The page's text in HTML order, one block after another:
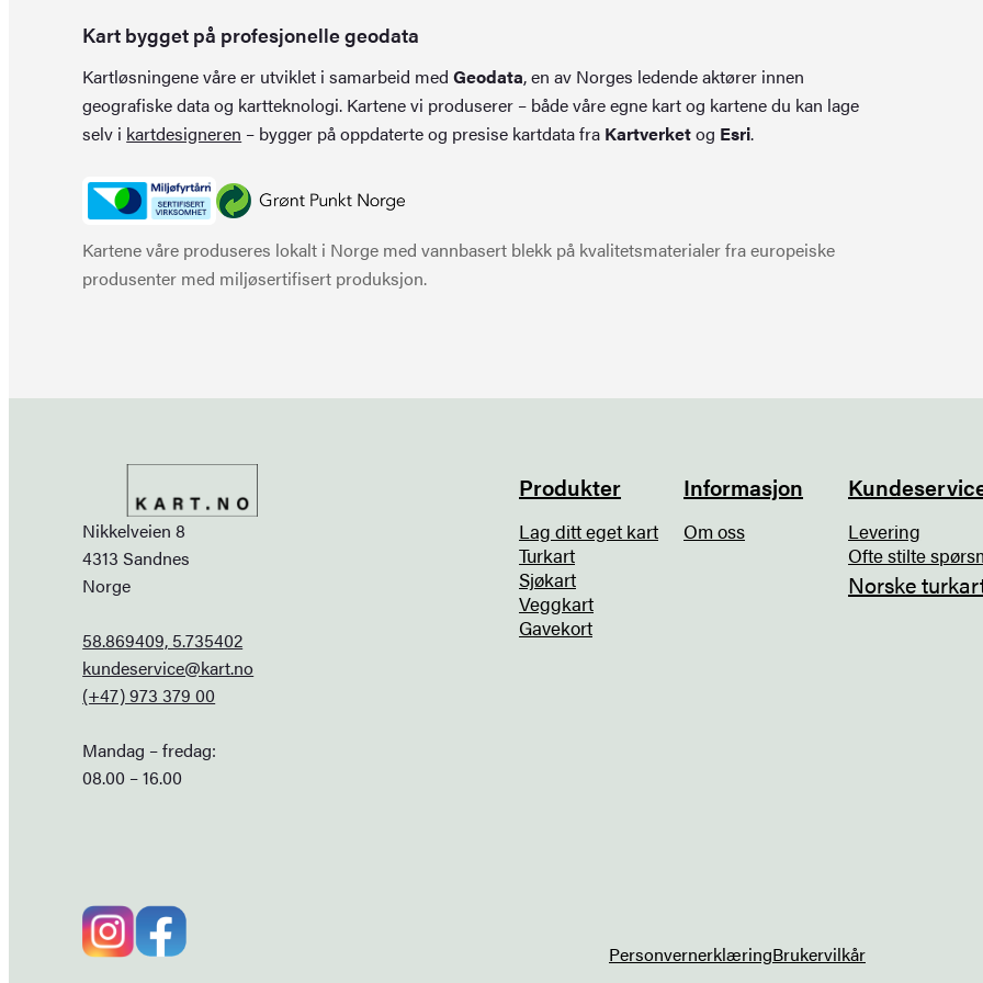
Kart bygget på profesjonelle geodata
Kartløsningene våre er utviklet i samarbeid medGeodata, en av Norges ledende aktører innen
geografiske data og kartteknologi. Kartene vi produserer – både våre egne kart og kartene du kan lage
selv i kartdesigneren – bygger på oppdaterte og presise kartdata fra Kartverketog Esri.
Kartene våre produseres lokalt i Norge med vannbasert blekk på kvalitetsmaterialer fra europeiske
produsenter med miljøsertifisert produksjon.
Nikkelveien 8
4313 Sandnes
Norge
58.869409, 5.735402
kundeservice@kart.no
(+47) 973 379 00
Mandag – fredag:
08.00 – 16.00
Produkter
Lag ditt eget kart
Turkart
Sjøkart
Veggkart
Gavekort
Informasjon
Om oss
Levering
Ofte stilte
Norske
PersonvernerklæringBrukervilkår